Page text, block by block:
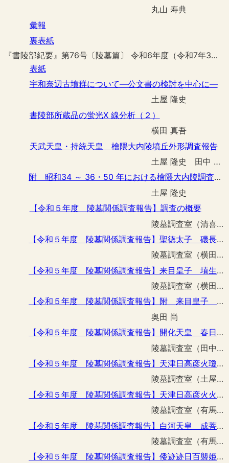
丸山 寿典
彙報
裏表紙
『書陵部紀要』第76号〔陵墓篇〕 令和6年度（令和7年3月刊行）
表紙
宇和奈辺古墳群について―公文書の検討を中心に―
土屋 隆史
書陵部所蔵品の蛍光X 線分析（２）
横田 真吾
天武天皇・持統天皇 檜隈大内陵墳丘外形調査報告
土屋 隆史 田中 詢弥
附 昭和34 ～ 36・50 年における檜隈大内陵調査成果の整理報告
土屋 隆史
【令和５年度 陵墓関係調査報告】調査の概要
陵墓調査室（清喜 裕二）
【令和５年度 陵墓関係調査報告】聖徳太子 磯長墓復旧工事予定区域事前調査‐附 立会調査‐
陵墓調査室（横田 真吾）
【令和５年度 陵墓関係調査報告】来目皇子 埴生崗上墓整備工事予定区域事前調査
陵墓調査室（横田 真吾 田中 詢弥）
【令和５年度 陵墓関係調査報告】附 来目皇子 埴生崗上墓の石材の石種について
奥田 尚
【令和５年度 陵墓関係調査報告】開化天皇 春日率川坂上陵外構柵整備工事に伴う立会調査
陵墓調査室（田中 詢弥）
【令和５年度 陵墓関係調査報告】天津日高彦火瓊瓊杵尊 可愛山陵外構柵改修工事に伴う立会調査
陵墓調査室（土屋 隆史）
【令和５年度 陵墓関係調査報告】天津日高彦火火出見尊 高屋山上陵高屋部事務所改修工事に伴う立会調査
陵墓調査室（有馬 伸）
【令和５年度 陵墓関係調査報告】白河天皇 成菩提院陵鳥居改築工事に伴う立会調査
陵墓調査室（有馬 伸）
【令和５年度 陵墓関係調査報告】倭迹迹日百襲姫命 大市墓支障木処理工事に伴う調査